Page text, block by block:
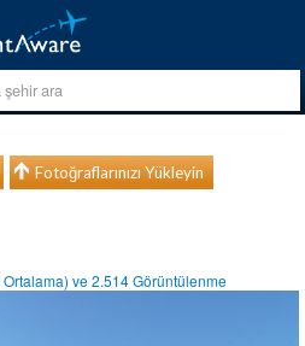
Fotoğraflarınızı Yükleyin
Ortalama) ve2.514Görüntülenme